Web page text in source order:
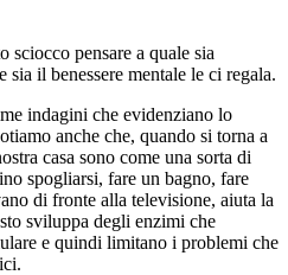
sciocco pensare a quale sia
sia il benessere mentale le ci regala.
indagini che evidenziano lo
anche che, quando si torna a
casa sono come una sorta di
spogliarsi, fare un bagno, fare
di fronte alla televisione, aiuta la
sviluppa degli enzimi che
e quindi limitano i problemi che